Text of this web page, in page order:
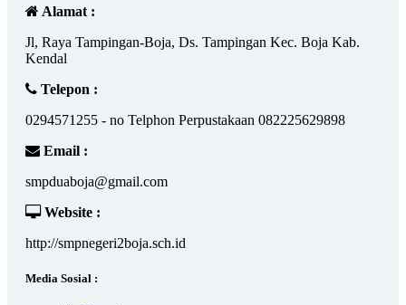
Alamat :
Jl, Raya Tampingan-Boja, Ds. Tampingan Kec. Boja Kab.
Kendal
Telepon :
0294571255 - no Telphon Perpustakaan 082225629898
Email :
smpduaboja@gmail.com
Website :
http://smpnegeri2boja.sch.id
Media Sosial :